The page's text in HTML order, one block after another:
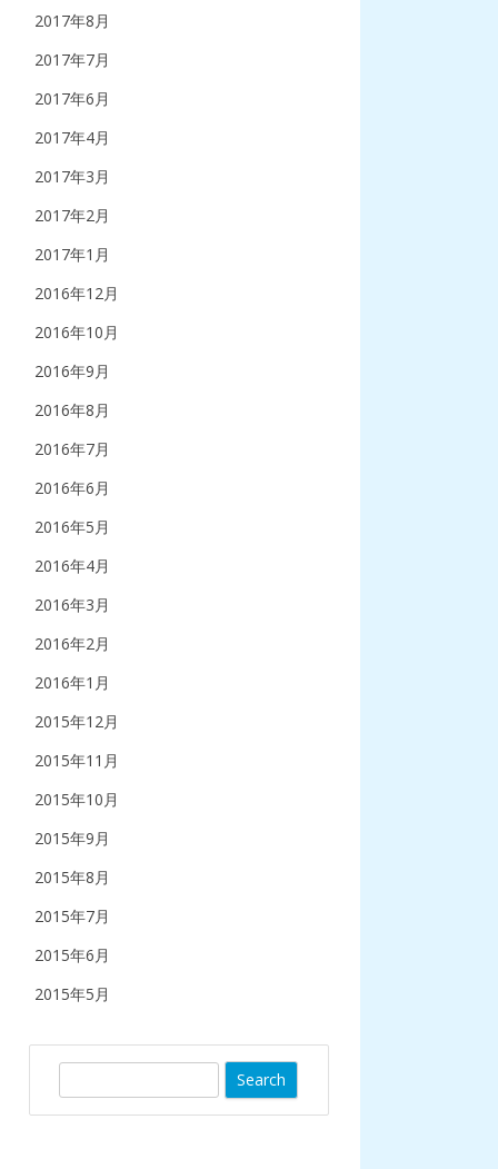
2017年8月
2017年7月
2017年6月
2017年4月
2017年3月
2017年2月
2017年1月
2016年12月
2016年10月
2016年9月
2016年8月
2016年7月
2016年6月
2016年5月
2016年4月
2016年3月
2016年2月
2016年1月
2015年12月
2015年11月
2015年10月
2015年9月
2015年8月
2015年7月
2015年6月
2015年5月